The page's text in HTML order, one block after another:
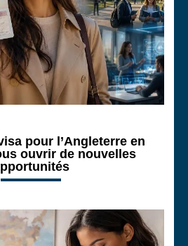
pour l’Angleterre en
ouvrir de nouvelles